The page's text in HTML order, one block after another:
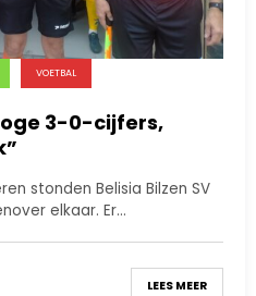
VOETBAL
3-0-cijfers,
stonden Belisia Bilzen SV
elkaar. Er…
LEES MEER